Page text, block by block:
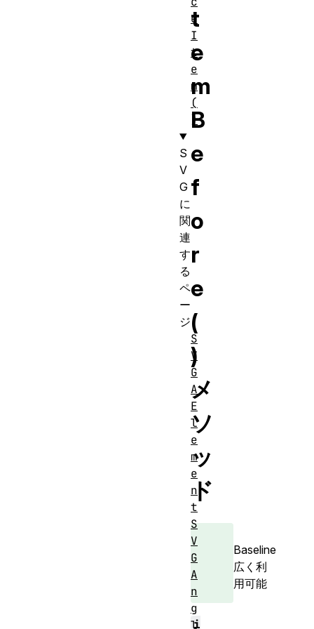
t
e
m
B
e
f
o
r
e
(
)
メ
ソ
ッ
ド
Baseline
広く利
用可能
i
e
I
t
e
m
(
)
S
V
G
に
関
連
す
る
ペ
ー
ジ
S
V
G
A
E
l
e
m
e
n
t
S
V
G
A
n
g
l